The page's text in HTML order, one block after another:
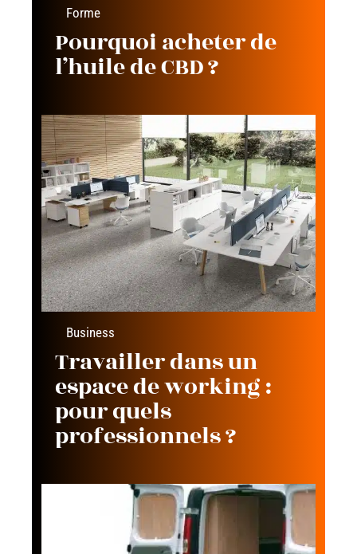
Forme
Pourquoi acheter de
l’huile de CBD ?
Business
Travailler dans un
espace de working :
pour quels
professionnels ?